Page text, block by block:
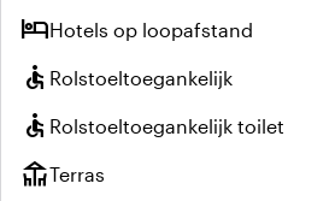
hotelHotels op loopafstand
accessible Rolstoeltoegankelijk
accessible Rolstoeltoegankelijk toilet
deckTerras